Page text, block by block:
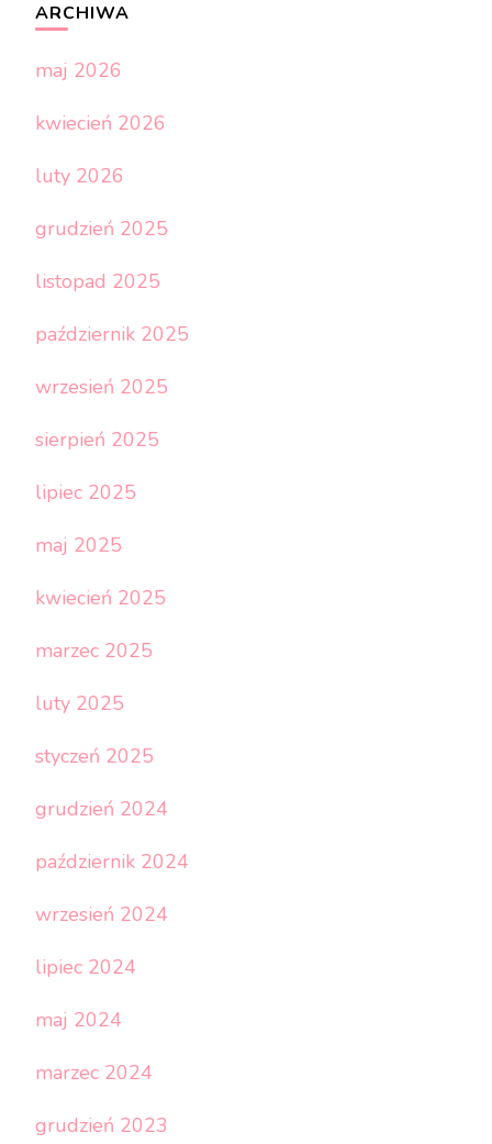
ARCHIWA
maj 2026
kwiecień 2026
luty 2026
grudzień 2025
listopad 2025
październik 2025
wrzesień 2025
sierpień 2025
lipiec 2025
maj 2025
kwiecień 2025
marzec 2025
luty 2025
styczeń 2025
grudzień 2024
październik 2024
wrzesień 2024
lipiec 2024
maj 2024
marzec 2024
grudzień 2023